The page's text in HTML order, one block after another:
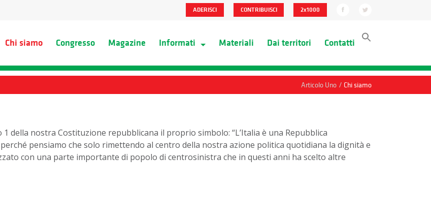
ADERISCI CONTRIBUISCI 2x1000
Chi siamo Congresso Magazine Informati Materiali Dai territori Contatti
Articolo Uno / Chi siamo
della nostra Costituzione repubblicana il proprio simbolo: “L’Italia è una Repubblica
pensiamo che solo rimettendo al centro della nostra azione politica quotidiana la dignità e
con una parte importante di popolo di centrosinistra che in questi anni ha scelto altre